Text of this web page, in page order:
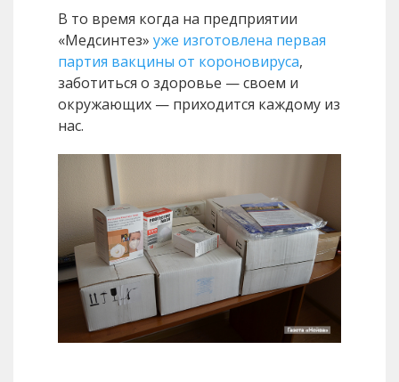
В то время когда на предприятии
«Медсинтез» уже изготовлена первая
партия вакцины от короновируса,
заботиться о здоровье — своем и
окружающих — приходится каждому из
нас.